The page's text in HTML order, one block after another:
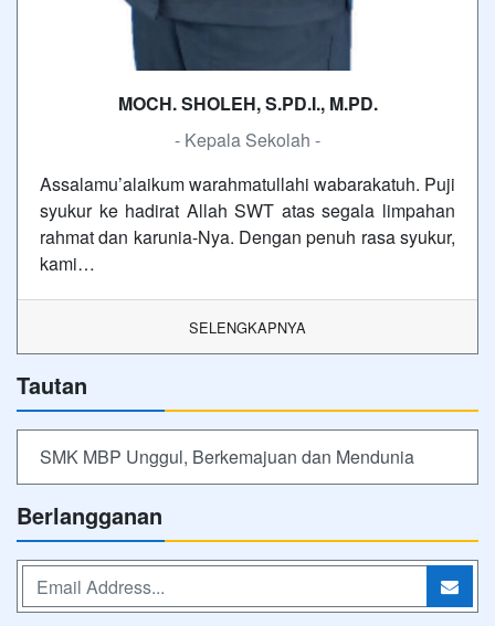
MOCH. SHOLEH, S.PD.I., M.PD.
- Kepala Sekolah -
Assalamu’alaikum warahmatullahi wabarakatuh. Puji
syukur ke hadirat Allah SWT atas segala limpahan
rahmat dan karunia-Nya. Dengan penuh rasa syukur,
kami…
SELENGKAPNYA
Tautan
SMK MBP Unggul, Berkemajuan dan Mendunia
Berlangganan